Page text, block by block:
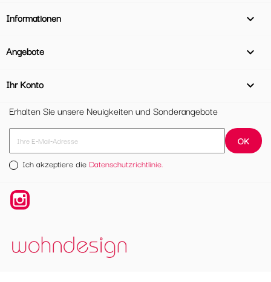
Informationen 
Angebote 
Ihr Konto

Erhalten Sie unsere Neuigkeiten und Sonderangebote
Ich akzeptiere die Datenschutzrichtlinie.